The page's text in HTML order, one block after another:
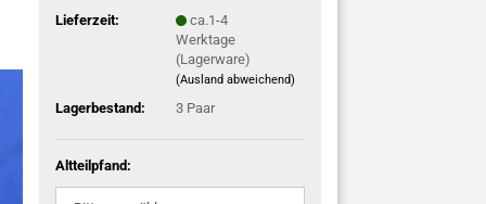
Lieferzeit:
ca.1-4
Werktage
(Lagerware)
(Ausland abweichend)
Lagerbestand: 3 Paar
Altteilpfand: